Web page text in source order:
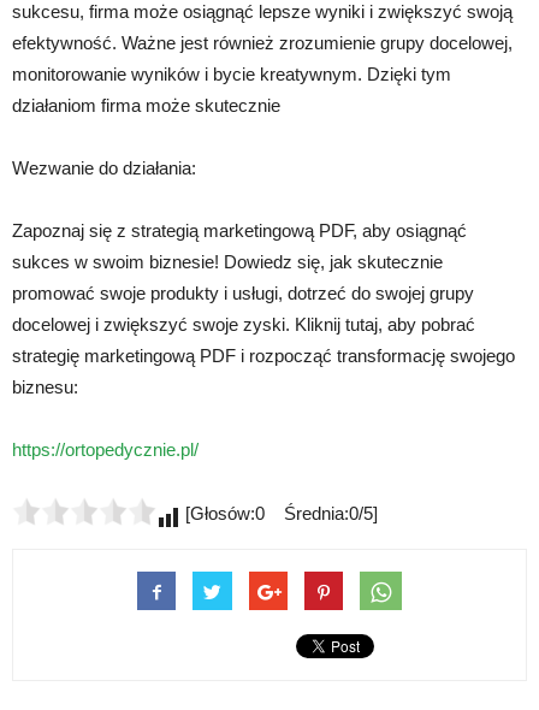
sukcesu, firma może osiągnąć lepsze wyniki i zwiększyć swoją
efektywność. Ważne jest również zrozumienie grupy docelowej,
monitorowanie wyników i bycie kreatywnym. Dzięki tym
działaniom firma może skutecznie
Wezwanie do działania:
Zapoznaj się z strategią marketingową PDF, aby osiągnąć
sukces w swoim biznesie! Dowiedz się, jak skutecznie
promować swoje produkty i usługi, dotrzeć do swojej grupy
docelowej i zwiększyć swoje zyski. Kliknij tutaj, aby pobrać
strategię marketingową PDF i rozpocząć transformację swojego
biznesu:
https://ortopedycznie.pl/
[Głosów:0 Średnia:0/5]